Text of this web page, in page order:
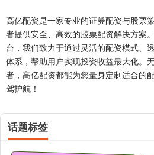
高亿配资是一家专业的证券配资与股票
者提供安全、高效的股票配资解决方案
台，我们致力于通过灵活的配资模式、
体系，帮助用户实现投资收益最大化。
者，高亿配资都能为您量身定制适合的
驾护航！
话题标签